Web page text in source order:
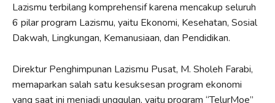
Lazismu terbilang komprehensif karena mencakup seluruh
6 pilar program Lazismu, yaitu Ekonomi, Kesehatan, Sosial
Dakwah, Lingkungan, Kemanusiaan, dan Pendidikan.
Direktur Penghimpunan Lazismu Pusat, M. Sholeh Farabi,
memaparkan salah satu kesuksesan program ekonomi
yang saat ini menjadi unggulan, yaitu program “TelurMoe”